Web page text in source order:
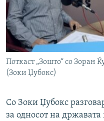
Поткаст „Зошто“ со Зоран
(Зоки Џубокс)
Со Зоки Џубокс
за односот на